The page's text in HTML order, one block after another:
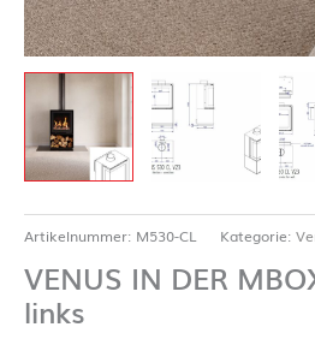
Artikelnummer: M530-CL Kategorie:
VENUS IN DER
links